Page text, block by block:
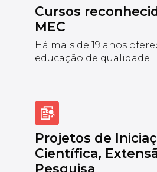
Cursos
MEC
Há mais de 19 anos
educação de qualidade.
Projetos de
Científica,
Pesquisa